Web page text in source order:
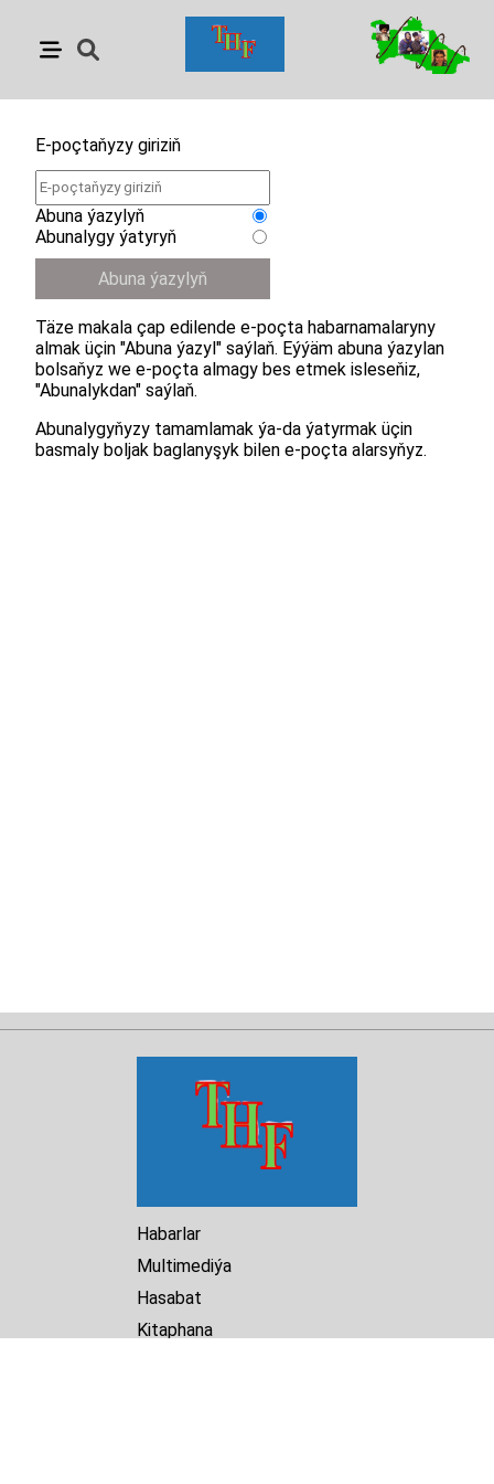
E-poçtaňyzy giriziň
Abuna ýazylyň
Abunalygy ýatyryň
Abuna ýazylyň
Täze makala çap edilende e-poçta habarnamalaryny
almak üçin "Abuna ýazyl" saýlaň. Eýýäm abuna ýazylan
bolsaňyz we e-poçta almagy bes etmek isleseňiz,
"Abunalykdan" saýlaň.
Abunalygyňyzy tamamlamak ýa-da ýatyrmak üçin
basmaly boljak baglanyşyk bilen e-poçta alarsyňyz.
Habarlar
Multimediýa
Hasabat
Kitaphana